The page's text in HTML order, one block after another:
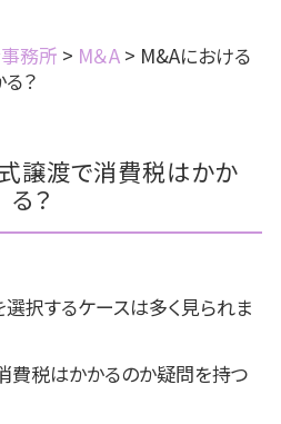
務所 > M＆A > M&Aにおける
？
譲渡で消費税はかか
る？
択するケースは多く見られま
費税はかかるのか疑問を持つ